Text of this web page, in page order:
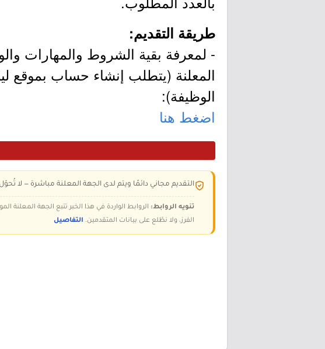
طريقة التقديم:
- لمعرفة بقية الشروط والمهارات
المعلنة (يتطلب إنشاء حساب بموقع
الوظيفة):
اضغط هنا
التقديم مجاني دائمًا ويتم لدى الجهة المعلنة مباشرة — لا
تنويه الروابط: الروابط الواردة في هذا الخبر تتبع الجهة
الفرز، ولا نطّلع على بيانات المتقدمين. التفاصيل